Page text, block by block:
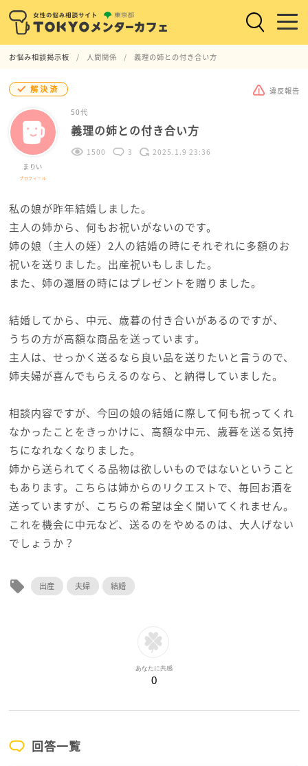
お悩み相談掲示板 人間関係 義理の姉との付き合い方
解決済 違反報告
まりい
プロフィール
50代
義理の姉との付き合い方
1500 3 2025.1.9 23:36
私の娘が昨年結婚しました。
主人の姉から、何もお祝いがないのです。
姉の娘（主人の姪）2人の結婚の時にそれぞれに多額のお
祝いを送りました。出産祝いもしました。
また、姉の還暦の時にはプレゼントを贈りました。
結婚してから、中元、歳暮の付き合いがあるのですが、
うちの方が高額な商品を送っています。
主人は、せっかく送るなら良い品を送りたいと言うので、
姉夫婦が喜んでもらえるのなら、と納得していました。
相談内容ですが、今回の娘の結婚に際して何も祝ってくれ
なかったことをきっかけに、高額な中元、歳暮を送る気持
ちになれなくなりました。
姉から送られてくる品物は欲しいものではないということ
もあります。こちらは姉からのリクエストで、毎回お酒を
送っていますが、こちらの希望は全く聞いてくれません。
これを機会に中元など、送るのをやめるのは、大人げない
でしょうか？
local_offer 出産 夫婦 結婚
あなたに共感
0
回答一覧